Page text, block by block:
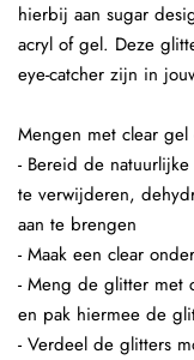
hierbij aan sugar
acryl of gel. Deze
eye-catcher zijn in
Mengen met clear gel
- Bereid de
te verwijderen,
aan te brengen
- Maak een clear
- Meng de glitter met
en pak hiermee de
- Verdeel de glitters